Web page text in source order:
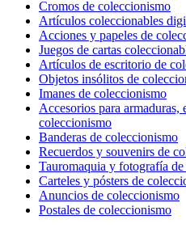
Cromos de coleccionismo
Artículos coleccionables
Acciones y papeles de
Juegos de cartas
Artículos de escritorio de
Objetos insólitos de
Imanes de coleccionismo
Accesorios para armaduras,
coleccionismo
Banderas de coleccionismo
Recuerdos y souvenirs de
Tauromaquia y fotografía
Carteles y pósters de
Anuncios de coleccionismo
Postales de coleccionismo